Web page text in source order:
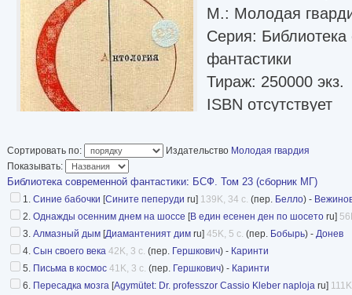
М.: Молодая
Серия:
фантастики
Тираж: 250000 экз.
ISBN отсутствует
Формат: 84x108/32
Содержание:
Павел Вежинов. Синие бабочки (рассказ,
15-55
Павел Вежинов. Однажды осенним днем
Сортировать по: Издательство Молодая гвардия
Показывать:
Библиотека современной фантастики: БСФ. Том 23 (сборник МГ)
1. Синие бабочки [Сините пеперуди ru] 139K, 34 с. (пер. Белло) -
2. Однажды осенним днем на шоссе [В един есенен ден по шосето ru]
3. Алмазный дым [Диамантеният дим ru] 45K, 5 с. (пер. Бобырь) - Донев
4. Сын своего века 42K, 3 с. (пер. Гершкович) - Каринти
5. Письма в космос 41K, 3 с. (пер. Гершкович) - Каринти
6. Пересадка мозга [Agymütet: Dr. professzor Cassio Kleber naploja ru]